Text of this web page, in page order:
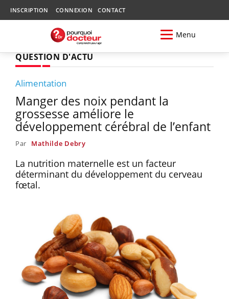
INSCRIPTION CONNEXION CONTACT
Menu
QUESTION D'ACTU
Alimentation
Manger des noix pendant la
grossesse améliore le
développement cérébral de l’enfant
Par Mathilde Debry
La nutrition maternelle est un facteur
déterminant du développement du cerveau
fœtal.